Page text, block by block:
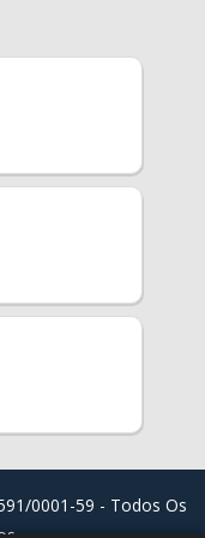
0001-59 - Todos Os